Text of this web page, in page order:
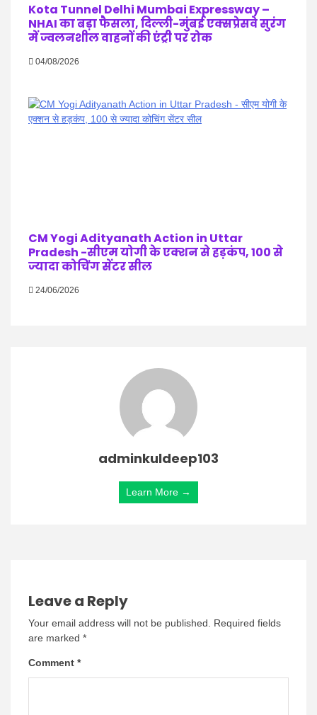
Kota Tunnel Delhi Mumbai Expressway –
NHAI का बड़ा फैसला, दिल्ली-मुंबई एक्सप्रेसवे सुरंग
में ज्वलनशील वाहनों की एंट्री पर रोक
04/08/2026
CM Yogi Adityanath Action in Uttar
Pradesh -सीएम योगी के एक्शन से हड़कंप, 100 से
ज्यादा कोचिंग सेंटर सील
24/06/2026
adminkuldeep103
Learn More →
Leave a Reply
Your email address will not be published.
Required fields
are marked *
Comment *